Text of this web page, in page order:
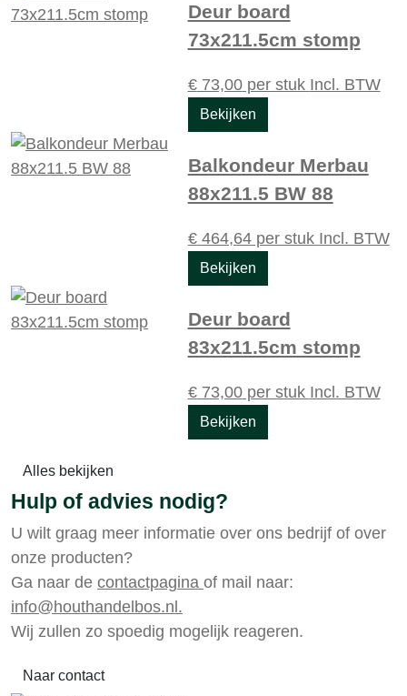
Deur board
73x211.5cm stomp
€73,00per stuk Incl. BTW
Bekijken
Balkondeur Merbau
88x211.5 BW 88
€464,64per stuk Incl. BTW
Bekijken
Deur board
83x211.5cm stomp
€73,00per stuk Incl. BTW
Bekijken
Alles bekijken
Hulp of advies nodig?
U wilt graag meer informatie over ons bedrijf of over
onze producten?
Ga naar de contactpagina of mail naar:
info@houthandelbos.nl.
Wij zullen zo spoedig mogelijk reageren.
Naar contact